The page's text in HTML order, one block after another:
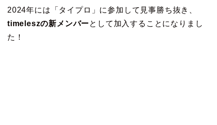
2024年には「タイプロ」に参加して見事勝ち抜き、
timeleszの新メンバーとして加入することになりまし
た！